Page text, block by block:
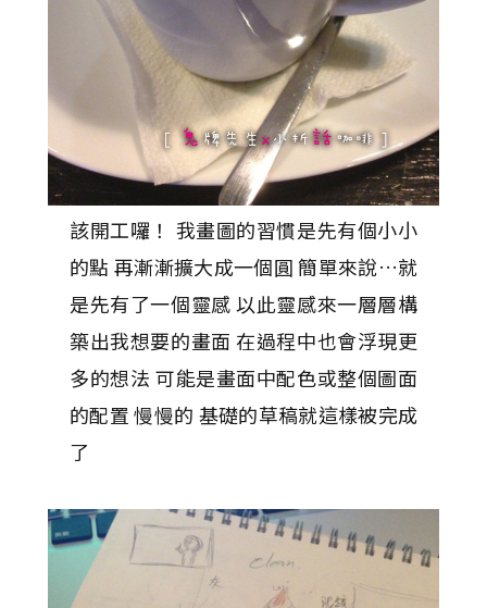
該開工囉！ 我畫圖的習慣是先有個小小
的點 再漸漸擴大成一個圓 簡單來說…就
是先有了一個靈感 以此靈感來一層層構
築出我想要的畫面 在過程中也會浮現更
多的想法 可能是畫面中配色或整個圖面
的配置 慢慢的 基礎的草稿就這樣被完成
了